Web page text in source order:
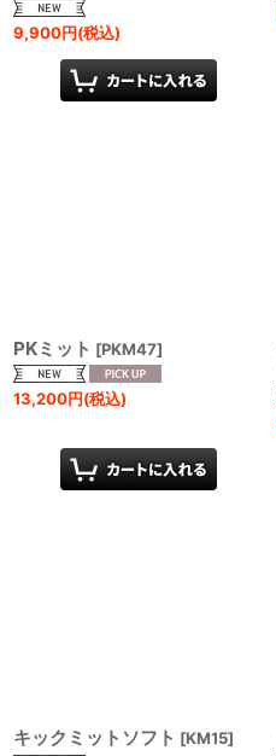
9,900円(税込)
PKミット [PKM47]
13,200円(税込)
キックミットソフト [KM15]